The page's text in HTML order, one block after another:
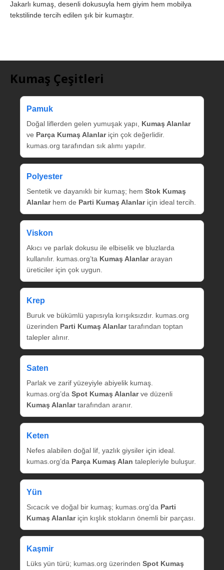
Jakarlı kumaş, desenli dokusuyla hem giyim hem mobilya
tekstilinde tercih edilen şık bir kumaştır.
Kumaş Çeşitleri
Pamuk
Doğal liflerden gelen yumuşak yapı, Kumaş Alanlar
ve Parça Kumaş Alanlariçin çok değerlidir.
kumas.org tarafından sık alımı yapılır.
Polyester
Sentetik ve dayanıklı bir kumaş; hem Stok Kumaş
Alanlarhem de Parti Kumaş Alanlariçin ideal tercih.
Viskon
Akıcı ve parlak dokusu ile elbiselik ve bluzlarda
kullanılır. kumas.org’ta Kumaş Alanlararayan
üreticiler için çok uygun.
Krep
Buruk ve bükümlü yapısıyla kırışıksızdır. kumas.org
üzerinden Parti Kumaş Alanlartarafından toptan
talepler alınır.
Saten
Parlak ve zarif yüzeyiyle abiyelik kumaş.
kumas.org’da Spot Kumaş Alanlarve düzenli
Kumaş Alanlartarafından aranır.
Keten
Nefes alabilen doğal lif, yazlık giysiler için ideal.
kumas.org’da Parça Kumaş Alan talepleriyle buluşur.
Yün
Sıcacık ve doğal bir kumaş; kumas.org’da Parti
Kumaş Alanlariçin kışlık stokların önemli bir parçası.
Kaşmir
Lüks yün türü; kumas.org üzerinden Spot Kumaş